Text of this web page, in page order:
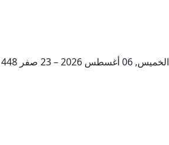
الخميس, 06 أغسطس 2026 – 23 صفر 1448 هـ